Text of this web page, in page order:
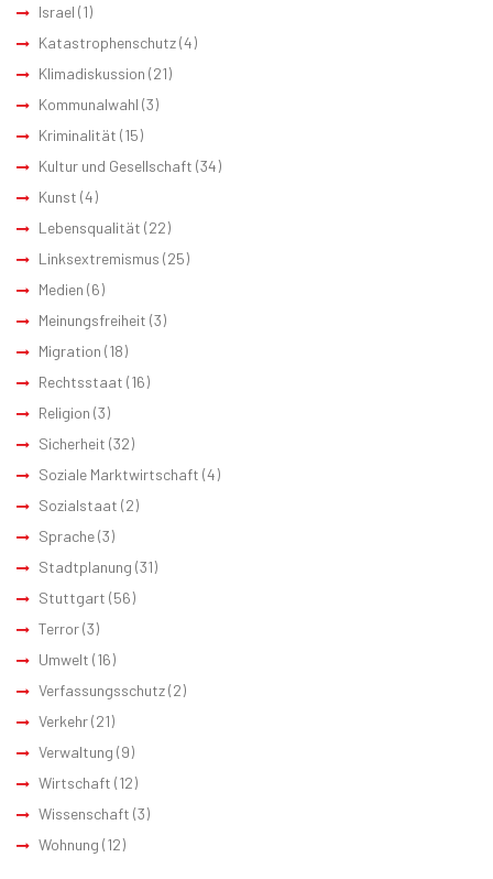
Israel (1)
Katastrophenschutz(4)
Klimadiskussion (21)
Kommunalwahl (3)
Kriminalität (15)
Kultur und Gesellschaft (34)
Kunst (4)
Lebensqualität (22)
Linksextremismus (25)
Medien (6)
Meinungsfreiheit (3)
Migration (18)
Rechtsstaat (16)
Religion (3)
Sicherheit (32)
Soziale Marktwirtschaft (4)
Sozialstaat (2)
Sprache(3)
Stadtplanung (31)
Stuttgart (56)
Terror(3)
Umwelt (16)
Verfassungsschutz(2)
Verkehr(21)
Verwaltung (9)
Wirtschaft (12)
Wissenschaft (3)
Wohnung (12)